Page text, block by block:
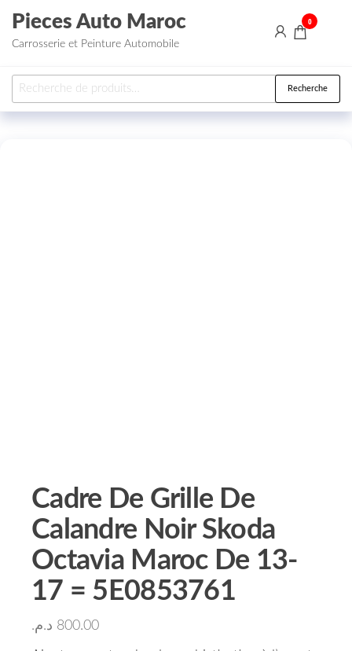
Aller au contenu
Pieces Auto Maroc
Carrosserie et Peinture Automobile
0
Recherche pour : Recherche
Cadre De Grille De
Calandre Noir Skoda
Octavia Maroc De 13-
17 = 5E0853761
800.00 د.م.